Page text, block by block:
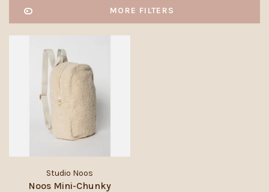
MORE FILTERS
Studio Noos
Noos Mini-Chunky